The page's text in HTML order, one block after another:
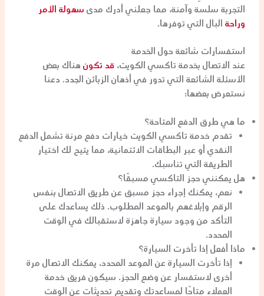
التجربة سلسة وآمنة، مما جعلني أدرك مدى سهولة الأمر
وراحةالبال التي توفرها.
استفسارات شائعة حول الخدمة
عند الاتصال بخدمة تاكسي الكويت، قد تكون هناك بعض
الأسئلة الشائعة التي تدور في أذهان الزبائن الجدد. دعنا
نستعرض بعضها:
ما هي طرق الدفع المتاحة؟
تقدم خدمة تاكسي الكويت خيارات دفع مرنة تشمل الدفع
النقدي أو عبر البطاقات الائتمانية، مما يتيح لك اختيار
الطريقة التي تناسبك.
هل يمكنني حجز التاكسي مسبقًا؟
نعم، يمكنك إجراء حجز مسبق عن طريق الاتصال بنفس
الرقم وإبلاغهم بالموعد المطلوب. ذلك يساعدك على
التأكد من وجود سيارة جاهزة لاستقبالك في الوقت
المحدد.
ماذا أفعل إذا تأخرت السيارة؟
إذا تأخرت السيارة عن الموعد المحدد، يمكنك الاتصال مرة
أخرى لاستفسار عن وضع الحجز. سيكون فريق خدمة
العملاء متاحًا لمساعدتك وتقديم تحديثات عن الوقت